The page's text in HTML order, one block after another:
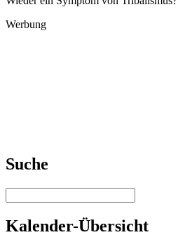
Werbung
Suche
Kalender-Übersicht